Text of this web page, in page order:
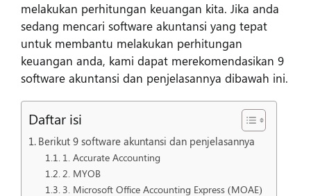
melakukan perhitungan keuangan kita. Jika anda
sedang mencari software akuntansi yang tepat
untuk membantu melakukan perhitungan
keuangan anda, kami dapat merekomendasikan 9
software akuntansi dan penjelasannya dibawah ini.
Daftar isi
Berikut 9 software akuntansi dan penjelasannya
1. Accurate Accounting
2. MYOB
3. Microsoft Office Accounting Express (MOAE)